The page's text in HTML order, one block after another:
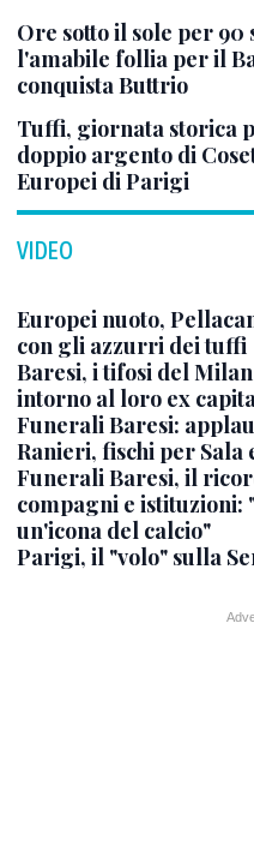
Ore sotto il sole per 90
l'amabile follia per il
conquista Buttrio
Tuffi, giornata storica
doppio argento di
Europei di Parigi
VIDEO
Europei nuoto,
con gli azzurri dei tuffi
Baresi, i tifosi del
intorno al loro ex
Funerali Baresi:
Ranieri, fischi per Sala
Funerali Baresi, il
compagni e istituzioni:
un'icona del calcio"
Parigi, il "volo" sulla